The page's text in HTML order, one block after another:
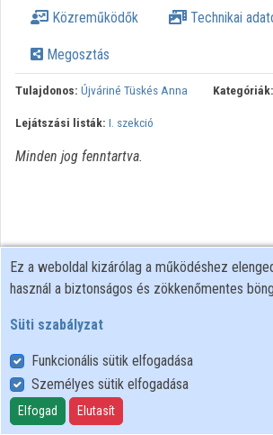
Intézmények
Közreműködők
Közreműködők Technikai
Megosztás
Tulajdonos: Újváriné Tüskés Anna Kategóriák:
Lejátszási listák: I. szekció
Minden jog fenntartva.
Felhasználói szabályzat
Adatkezelési tájékoztató
Süti szabályzat
Ez a weboldal kizárólag a működéshez
használ a biztonságos és zökkenőmentes
Süti szabályzat
Funkcionális sütik elfogadása
Személyes sütik elfogadása
Elfogad Elutasít